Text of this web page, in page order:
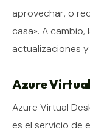
aprovechar, o
casa». A
actualizaciones
Azure
Azure Virtual
es el servicio de